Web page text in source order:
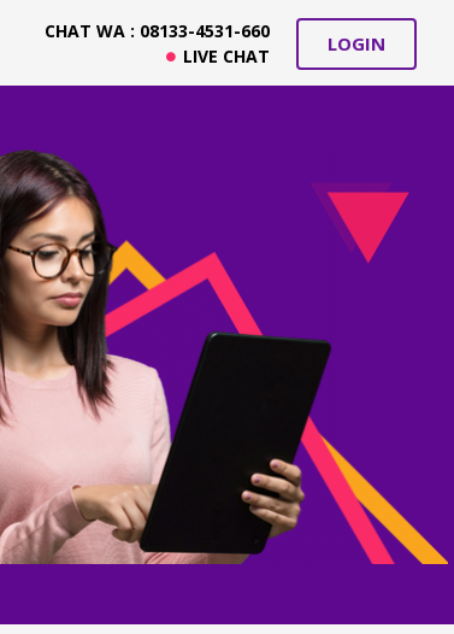
CHAT WA : 08133-4531-660
LIVE CHAT
LOGIN